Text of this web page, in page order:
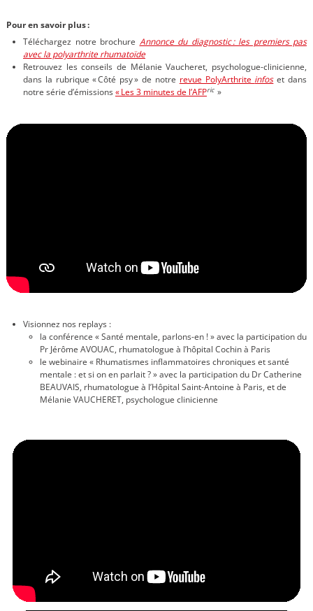
Pour en savoir plus :
Téléchargez notre brochure Annonce du diagnostic : les premiers pas
avec la polyarthrite rhumatoïde
Retrouvez les conseils de Mélanie Vaucheret, psychologue-clinicienne,
dans la rubrique « Côté psy » de notre revue PolyArthrite infos et dans
notre série d’émissions« Les 3 minutes de l’AFPric»
Visionnez nos replays :
la conférence « Santé mentale, parlons-en ! » avec la participation du
Pr Jérôme AVOUAC, rhumatologue à l’hôpital Cochin à Paris
le webinaire « Rhumatismes inflammatoires chroniques et santé
mentale : et si on en parlait ? » avec la participation du Dr Catherine
BEAUVAIS, rhumatologue à l’Hôpital Saint-Antoine à Paris, et de
Mélanie VAUCHERET, psychologue clinicienne